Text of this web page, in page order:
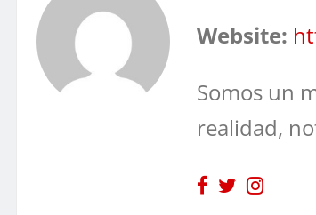
Website:
Somos un
realidad,